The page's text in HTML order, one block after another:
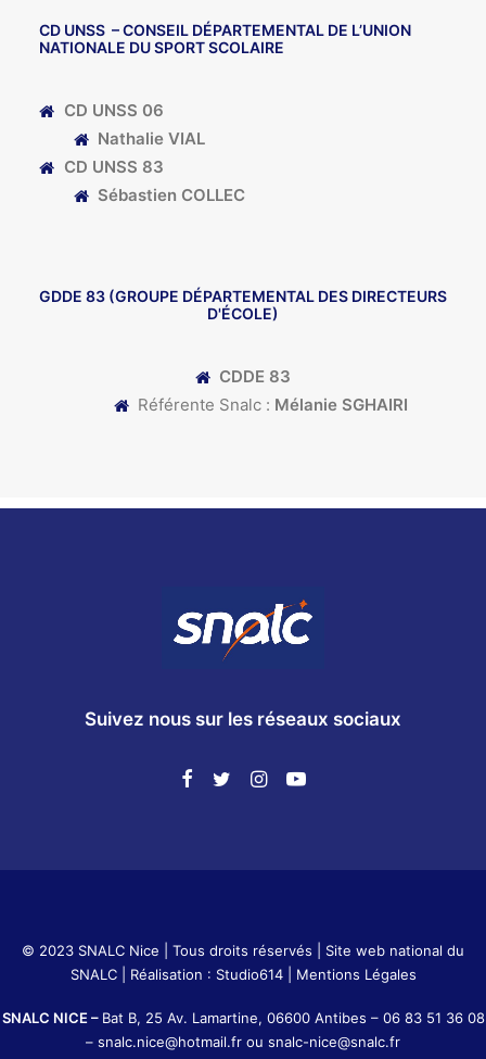
CD UNSS – CONSEIL DÉPARTEMENTAL DE L’UNION
NATIONALE DU SPORT SCOLAIRE
CD UNSS 06
Nathalie VIAL
CD UNSS 83
Sébastien COLLEC
GDDE 83 (GROUPE DÉPARTEMENTAL DES DIRECTEURS
D'ÉCOLE)
CDDE 83
Référente Snalc : Mélanie SGHAIRI
Suivez nous sur les réseaux sociaux
© 2023 SNALC Nice | Tous droits réservés | Site web national du
SNALC| Réalisation : Studio614| Mentions Légales
SNALC NICE – Bat B, 25 Av. Lamartine, 06600 Antibes – 06 83 51 36 08
– snalc.nice@hotmail.fr ou snalc-nice@snalc.fr